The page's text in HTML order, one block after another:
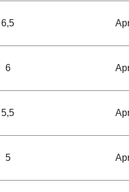
6,5
6
5,5
5